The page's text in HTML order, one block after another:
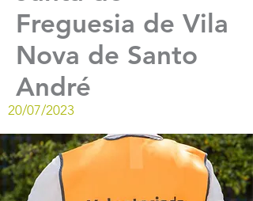
Freguesia de Vila
Nova de Santo
André
20/07/2023